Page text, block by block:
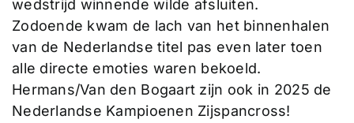
wedstrijd winnende wilde afsluiten.
Zodoende kwam de lach van het binnenhalen
van de Nederlandse titel pas even later toen
alle directe emoties waren bekoeld.
Hermans/Van den Bogaart zijn ook in 2025 de
Nederlandse Kampioenen Zijspancross!